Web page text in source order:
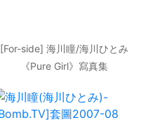
[For-side] 海川瞳/海川ひとみ
《Pure Girl》寫真集